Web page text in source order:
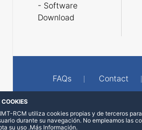
- Software
Download
FAQs Contact
RCM utiliza cookies propias y de terceros
durante su navegación. No empleamos las
su uso .Más Información.